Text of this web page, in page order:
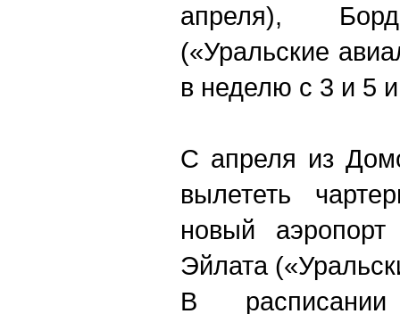
апреля),
(«Уральские
в неделю с 3 и 5
С апреля из
вылететь
новый аэропорт
Эйлата
В